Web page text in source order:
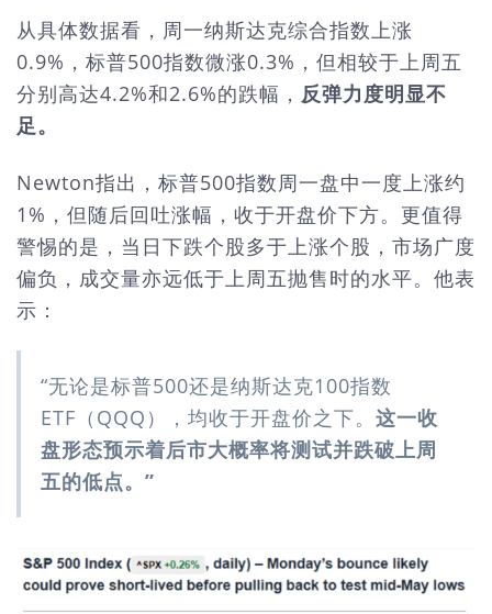
从具体数据看，周一纳斯达克综合指数上涨
0.9%，标普500指数微涨0.3%，但相较于上周五
分别高达4.2%和2.6%的跌幅， 反弹力度明显不
足。
Newton指出，标普500指数周一盘中一度上涨约
1%，但随后回吐涨幅，收于开盘价下方。更值得
警惕的是，当日下跌个股多于上涨个股，市场广度
偏负，成交量亦远低于上周五抛售时的水平。他表
示：
“无论是标普500还是纳斯达克100指数
ETF（QQQ），均收于开盘价之下。 这一收
盘形态预示着后市大概率将测试并跌破上周
五的低点。”